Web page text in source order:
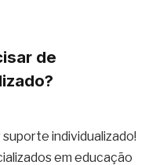
de
individualizado!
em educação